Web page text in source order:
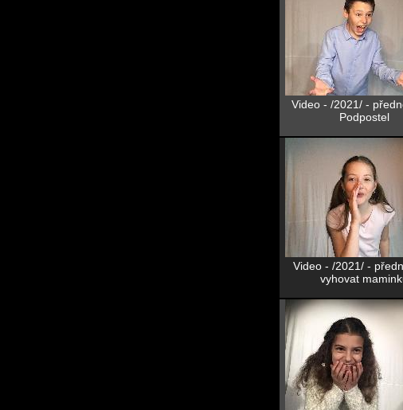
Video - /2021/ -
Podpostel
Video - /2021/ -
vyhovat